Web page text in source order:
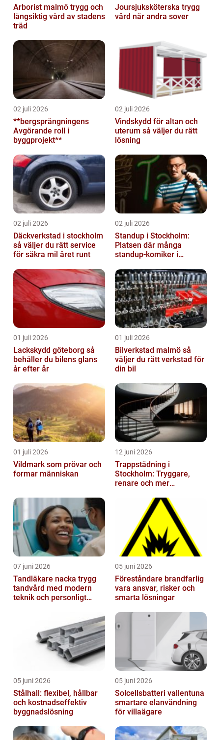
Arborist malmö trygg och
långsiktig vård av stadens
träd
Joursjuksköterska trygg
vård när andra sover
02 juli 2026
**bergsprängningens
Avgörande roll i
byggprojekt**
02 juli 2026
Vindskydd för altan och
uterum så väljer du rätt
lösning
02 juli 2026
Däckverkstad i stockholm
så väljer du rätt service
för säkra mil året runt
02 juli 2026
Standup i Stockholm:
Platsen där många
standup-komiker i
01 juli 2026
Lackskydd göteborg så
behåller du bilens glans
år efter år
01 juli 2026
Bilverkstad malmö så
väljer du rätt verkstad för
din bil
01 juli 2026
Vildmark som prövar och
formar människan
12 juni 2026
Trappstädning i
Stockholm: Tryggare,
renare och mer
07 juni 2026
Tandläkare nacka trygg
tandvård med modern
teknik och personligt
05 juni 2026
Föreståndare brandfarlig
vara ansvar, risker och
smarta lösningar
05 juni 2026
Stålhall: flexibel, hållbar
och kostnadseffektiv
byggnadslösning
05 juni 2026
Solcellsbatteri vallentuna
smartare elanvändning
för villaägare